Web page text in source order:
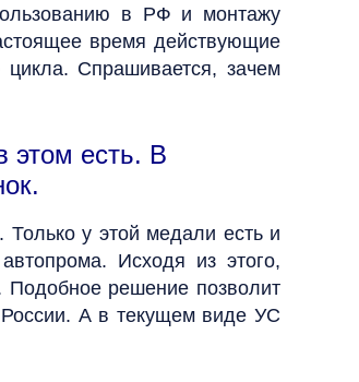
в РФ и монтажу
время действующие
Спрашивается, зачем
этом есть. В
Только у этой медали есть и
Исходя из этого,
решение позволит
России. А в текущем виде УС